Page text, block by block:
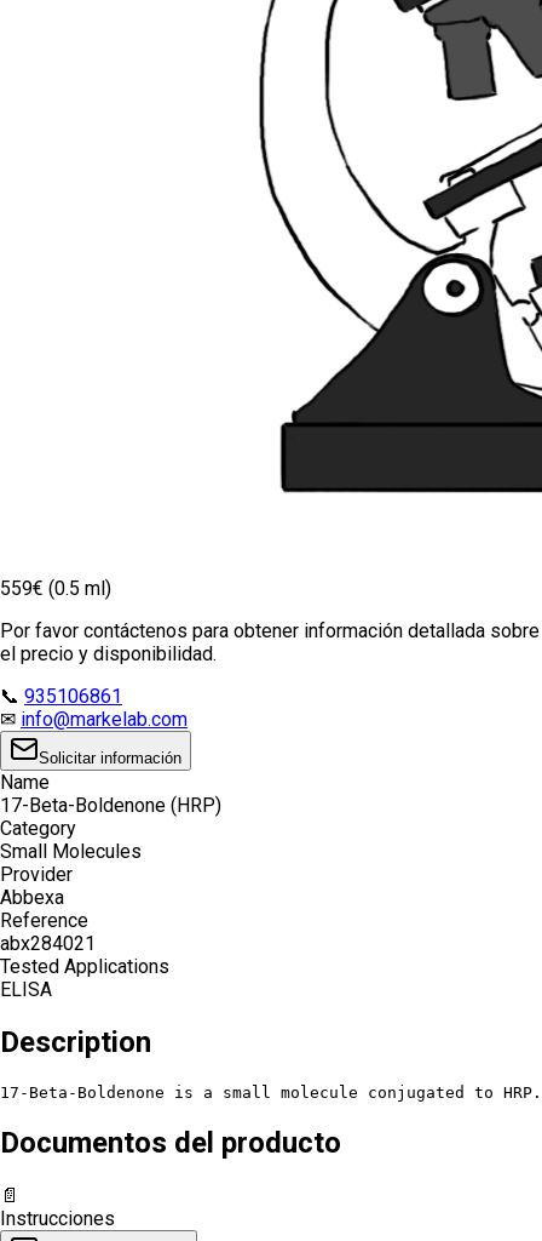
559€ (0.5 ml)
Por favor contáctenos para obtener información detallada sobre
el precio y disponibilidad.
📞 935106861
✉ info@markelab.com
Solicitar información
Name
17-Beta-Boldenone (HRP)
Category
Small Molecules
Provider
Abbexa
Reference
abx284021
Tested Applications
ELISA
Description
17-Beta-Boldenone is a small molecule conjugated to
Documentos del producto
📄
Instrucciones